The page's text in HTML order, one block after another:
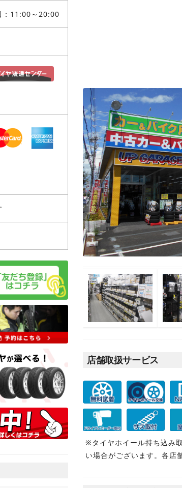
：11:00～20:00
店舗取扱サービス
※タイヤホイール持ち込み
い場合がございます。各店